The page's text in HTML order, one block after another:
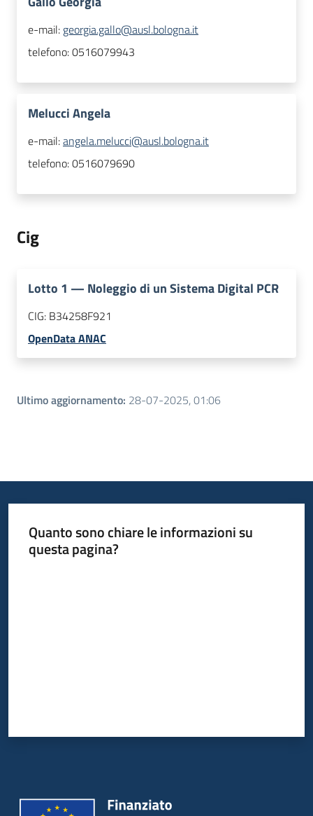
e-mail: georgia.gallo@ausl.bologna.it
telefono:0516079943
Melucci Angela
e-mail:angela.melucci@ausl.bologna.it
telefono:0516079690
Cig
Lotto 1 — Noleggio di un Sistema Digital PCR
CIG: B34258F921
OpenData ANAC
Ultimo aggiornamento: 28-07-2025, 01:06
Quanto sono chiare le informazioni su
questa pagina?